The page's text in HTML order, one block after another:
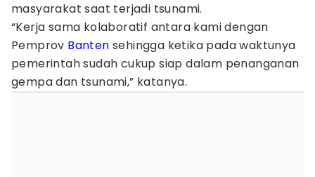
masyarakat saat terjadi tsunami.
“Kerja sama kolaboratif antara kami dengan
Pemprov Banten sehingga ketika pada waktunya
pemerintah sudah cukup siap dalam penanganan
gempa dan tsunami,” katanya.